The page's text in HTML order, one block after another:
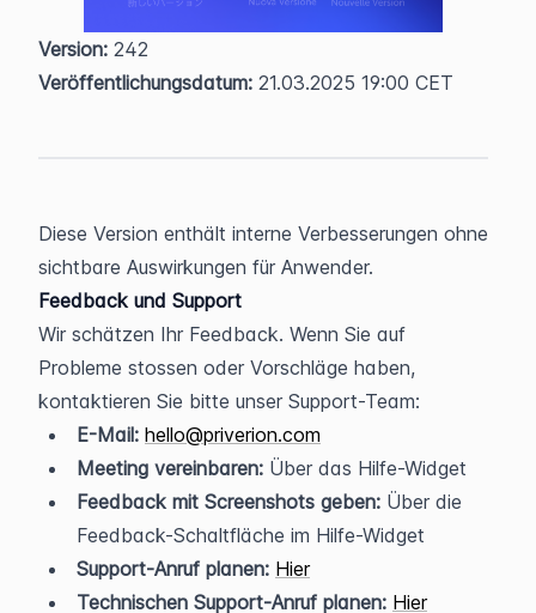
Version: 242
Veröffentlichungsdatum: 21.03.2025 19:00 CET
Diese Version enthält interne Verbesserungen ohne
sichtbare Auswirkungen für Anwender.
Feedback und Support
Wir schätzen Ihr Feedback. Wenn Sie auf
Probleme stossen oder Vorschläge haben,
kontaktieren Sie bitte unser Support-Team:
E-Mail: hello@priverion.com
Meeting vereinbaren: Über das Hilfe-Widget
Feedback mit Screenshots geben: Über die
Feedback-Schaltfläche im Hilfe-Widget
Support-Anruf planen: Hier
Technischen Support-Anruf planen: Hier